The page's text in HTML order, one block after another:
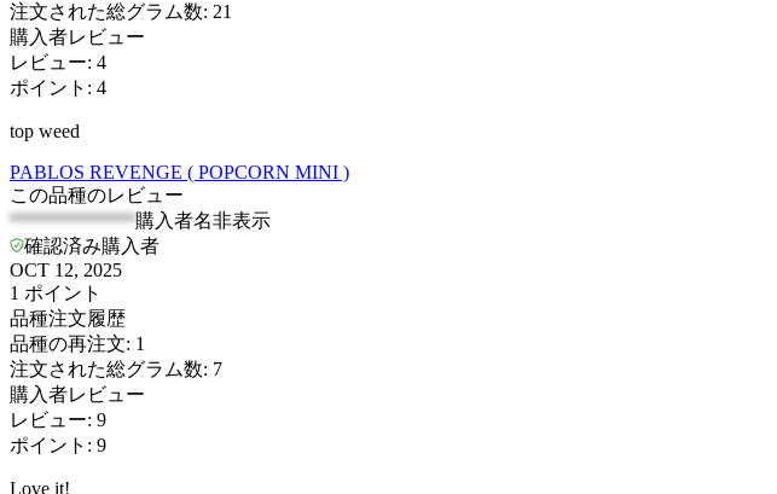
注文された総グラム数: 21
購入者レビュー
レビュー: 4
ポイント : 4
top weed
PABLOS REVENGE ( POPCORN MINI )
この品種のレビュー
*************購入者名非表示
確認済み購入者
OCT 12, 2025
1 ポイント
品種注文履歴
品種の再注文: 1
注文された総グラム数: 7
購入者レビュー
レビュー: 9
ポイント : 9
Love it!